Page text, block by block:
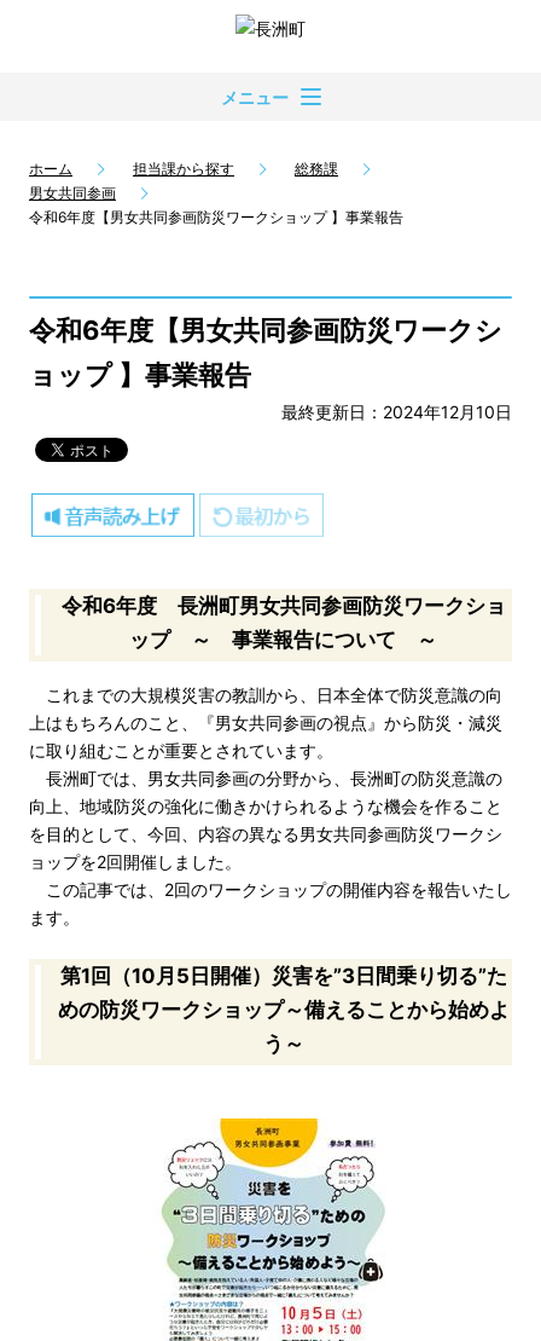
メニュー
ホーム 担当課から探す
総務課
男女共同参画
令和6年度【男女共同参画防災ワークショップ 】事業報告
令和6年度【男女共同参画防災ワークシ
ョップ 】事業報告
最終更新日：2024年12月10日
令和6年度 長洲町男女共同参画防災ワークショ
ップ ～ 事業報告について ～
これまでの大規模災害の教訓から、日本全体で防災意識の向
上はもちろんのこと、『男女共同参画の視点』から防災・減災
に取り組むことが重要とされています。
長洲町では、男女共同参画の分野から、長洲町の防災意識の
向上、地域防災の強化に働きかけられるような機会を作ること
を目的として、今回、内容の異なる男女共同参画防災ワークシ
ョップを2回開催しました。
この記事では、2回のワークショップの開催内容を報告いたし
ます。
第1回（10月5日開催）災害を”3日間乗り切る”た
めの防災ワークショップ～備えることから始めよ
う～